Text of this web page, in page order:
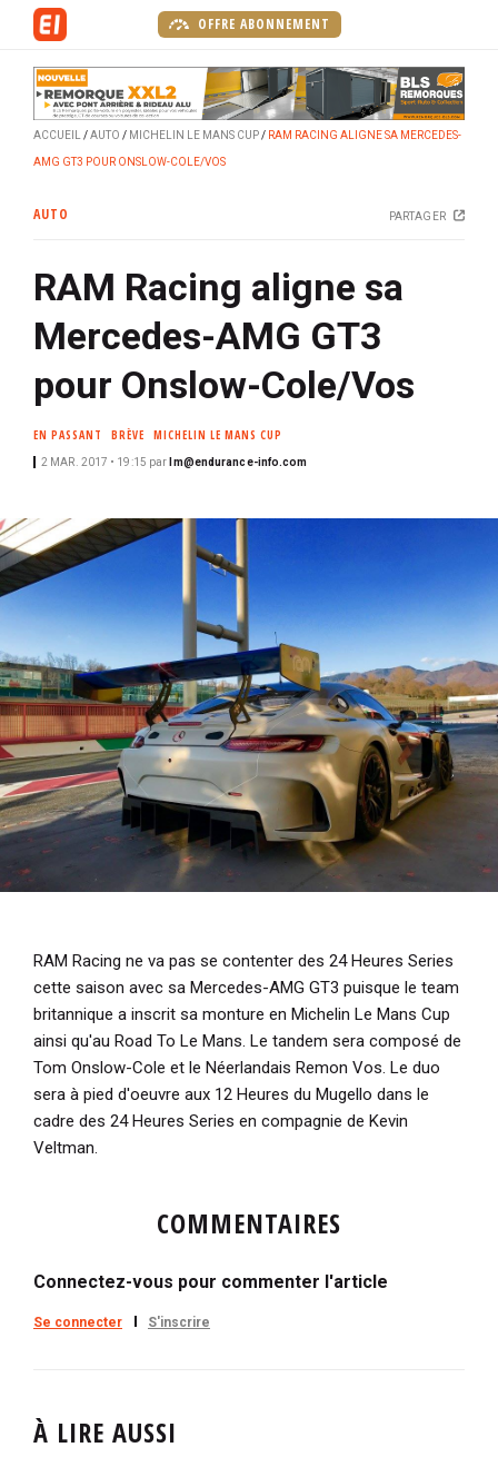
i
p
a
l
OFFRE ABONNEMENT
ACCUEIL AUTO MICHELIN LE MANS CUP RAM RACING ALIGNE SA MERCEDES-
AMG GT3 POUR ONSLOW-COLE/VOS
AUTO PARTAGER
RAM Racing aligne sa
Mercedes-AMG GT3
pour Onslow-Cole/Vos
EN PASSANT BRÈVE MICHELIN LE MANS CUP
2 MAR. 2017 • 19:15 par lm@endurance-info.com
RAM Racing ne va pas se contenter des 24 Heures Series
cette saison avec sa Mercedes-AMG GT3 puisque le team
britannique a inscrit sa monture en Michelin Le Mans Cup
ainsi qu'au Road To Le Mans. Le tandem sera composé de
Tom Onslow-Cole et le Néerlandais Remon Vos. Le duo
sera à pied d'oeuvre aux 12 Heures du Mugello dans le
cadre des 24 Heures Series en compagnie de Kevin
Veltman.
COMMENTAIRES
Connectez-vous pour commenter l'article
Se connecter S'inscrire
À LIRE AUSSI